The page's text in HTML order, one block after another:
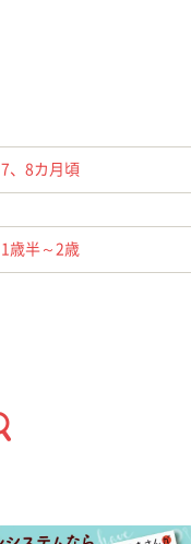
7、8カ月頃
1歳半～2歳